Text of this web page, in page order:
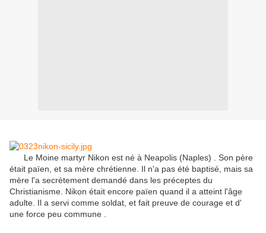
Le Moine martyr Nikon est né à Neapolis (Naples) .
Son père
était païen, et sa mère chrétienne. Il n'a pas été baptisé, mais sa
mère l'a secrètement demandé dans les préceptes du
Christianisme. Nikon était encore païen quand il a atteint l'âge
adulte. Il a servi comme soldat, et fait preuve de courage et d'
une force peu commune .